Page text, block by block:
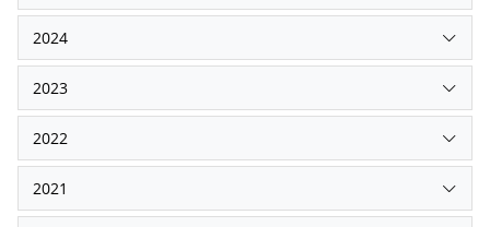
2024
2023
2022
2021